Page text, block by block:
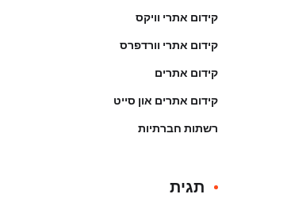
קידום אתרי וויקס
קידום אתרי וורדפרס
קידום אתרים
קידום אתרים און סייט
רשתות חברתיות
תגית